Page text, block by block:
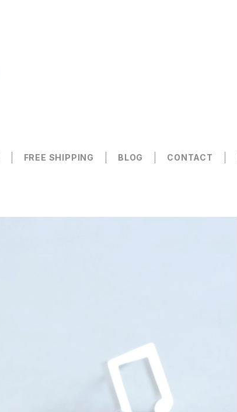
FREE SHIPPING BLOG CONTACT